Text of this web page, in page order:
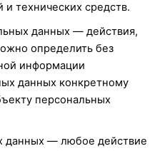
технических средств.
данных — действия,
определить без
информации
данных конкретному
персональных
данных — любое действие